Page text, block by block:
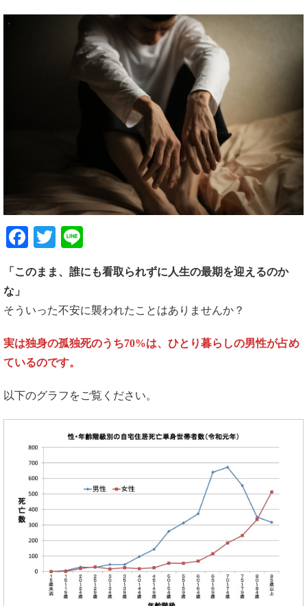
Facebook
Twitter
「このまま、誰にも看取られずに人生の最期を迎えるのか
な」
そういった不安に襲われたことはありませんか？
実は独身の孤独死のうち70%は、ひとり暮らしの男性が占め
ているのです。
以下のグラフをご覧ください。